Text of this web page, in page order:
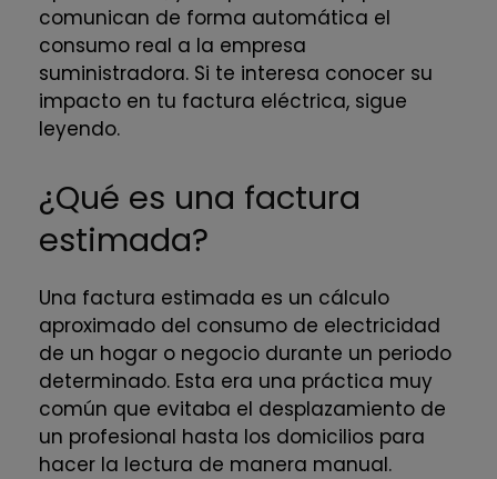
comunican de forma automática el
consumo real a la empresa
suministradora. Si te interesa conocer su
impacto en tu factura eléctrica, sigue
leyendo.
¿Qué es una factura
estimada?
Una factura estimada es un cálculo
aproximado del consumo de electricidad
de un hogar o negocio durante un periodo
determinado. Esta era una práctica muy
común que evitaba el desplazamiento de
un profesional hasta los domicilios para
hacer la lectura de manera manual.